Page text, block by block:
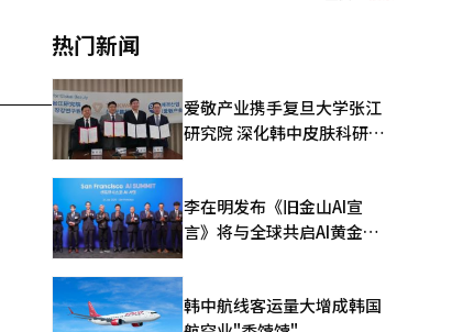
热门新闻
爱敬产业携手复旦大学张江
研究院 深化韩中皮肤科研合
李在明发布《旧金山AI宣
言》将与全球共启AI黄金时
韩中航线客运量大增成韩国